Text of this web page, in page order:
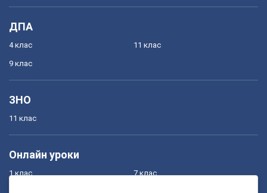
ДПА
4 клас
9 клас
11 клас
ЗНО
11 клас
Онлайн уроки
1 клас 7 клас